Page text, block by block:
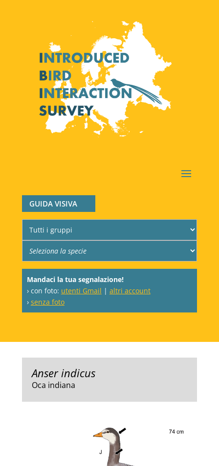
GUIDA VISIVA
Mandaci la tua segnalazione!
› con foto: utenti Gmail | altri account
› senza foto
Anser indicus
Oca indiana